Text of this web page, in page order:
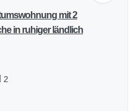
mit 2
in ruhiger ländlich
2